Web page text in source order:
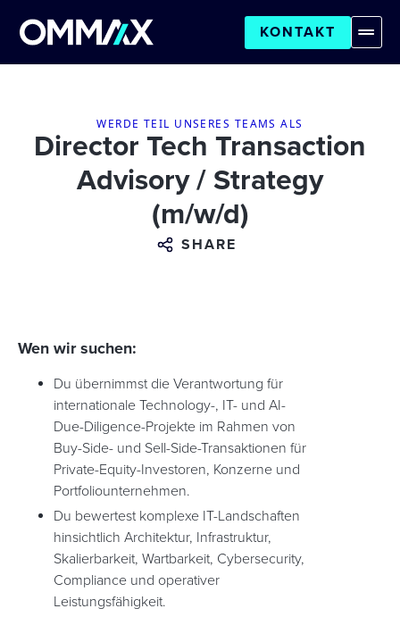
KONTAKT
WERDE TEIL UNSERES TEAMS ALS
Director Tech Transaction
Advisory / Strategy
(m/w/d)
SHARE
Wen wir suchen:
Du übernimmst die Verantwortung für
internationale Technology-, IT- und AI-
Due-Diligence-Projekte im Rahmen von
Buy-Side- und Sell-Side-Transaktionen für
Private-Equity-Investoren, Konzerne und
Portfoliounternehmen.
Du bewertest komplexe IT-Landschaften
hinsichtlich Architektur, Infrastruktur,
Skalierbarkeit, Wartbarkeit, Cybersecurity,
Compliance und operativer
Leistungsfähigkeit.